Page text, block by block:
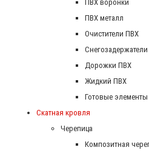
ПВХ воронки
ПВХ металл
Очистители ПВХ
Дорожки ПВХ
Жидкий ПВХ
Готовые элементы
Скатная кровля
Черепица
Композитная